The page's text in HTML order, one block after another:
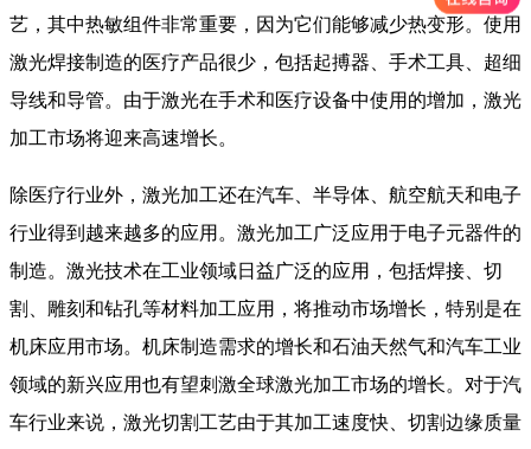
艺，其中热敏组件非常重要，因为它们能够减少热变形。使用
激光焊接制造的医疗产品很少，包括起搏器、手术工具、超细
导线和导管。由于激光在手术和医疗设备中使用的增加，激光
加工市场将迎来高速增长。
除医疗行业外，激光加工还在汽车、半导体、航空航天和电子
行业得到越来越多的应用。激光加工广泛应用于电子元器件的
制造。激光技术在工业领域日益广泛的应用，包括焊接、切
割、雕刻和钻孔等材料加工应用，将推动市场增长，特别是在
机床应用市场。机床制造需求的增长和石油天然气和汽车工业
领域的新兴应用也有望刺激全球激光加工市场的增长。对于汽
车行业来说，激光切割工艺由于其加工速度快、切割边缘质量